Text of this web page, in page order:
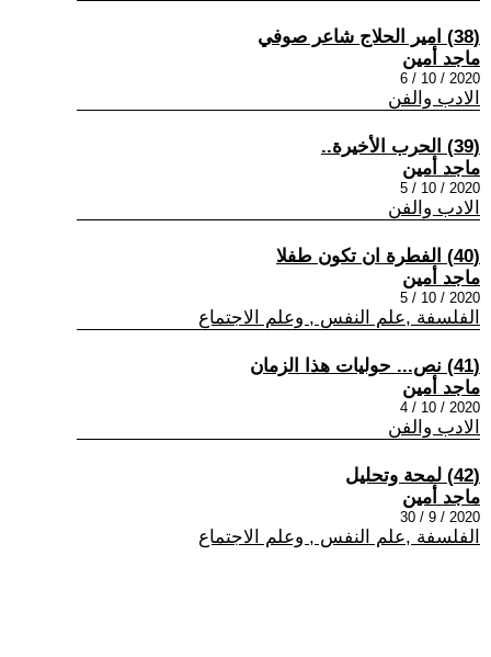
(38) امير الحلاج شاعر صوفي
ماجد أمين
2020 / 10 / 6
الادب والفن
(39) الحرب الأخيرة..
ماجد أمين
2020 / 10 / 5
الادب والفن
(40) الفطرة ان تكون طفلا
ماجد أمين
2020 / 10 / 5
الفلسفة ,علم النفس , وعلم الاجتماع
(41) نص... حوليات هذا الزمان
ماجد أمين
2020 / 10 / 4
الادب والفن
(42) لمحة وتحليل
ماجد أمين
2020 / 9 / 30
الفلسفة ,علم النفس , وعلم الاجتماع